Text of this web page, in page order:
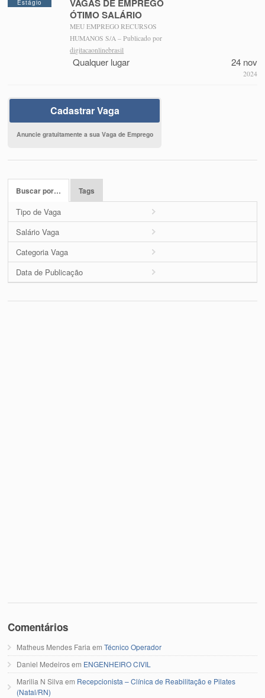
Estágio
VAGAS DE EMPREGO
ÓTIMO SALÁRIO
MEU EMPREGO RECURSOS
HUMANOS S/A – Publicado por
digitacaonlinebrasil
Qualquer lugar 24 nov
2024
Cadastrar Vaga
Anuncie gratuitamente a sua Vaga de Emprego
Buscar por… Tags
Tipo de Vaga
Salário Vaga
Categoria Vaga
Data de Publicação
Comentários
Matheus Mendes Faria emTécnico Operador
Daniel Medeirosem ENGENHEIRO CIVIL
Marilia N Silva em Recepcionista – Clínica de Reabilitação e Pilates
(Natal/RN)